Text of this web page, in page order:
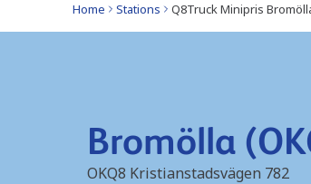
Home Stations Q8Truck Minipris
Bromölla
OKQ8 Kristianstadsvägen 782